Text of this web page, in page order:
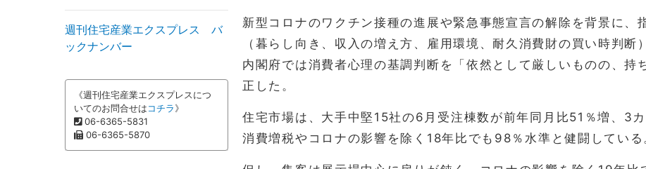
新型コロナのワクチン接種の進展や緊急事態宣言の解除を背景に、
（暮らし向き、収入の増え方、雇用環境、耐久消費財の買い時判断
内閣府では消費者心理の基調判断を「依然として厳しいものの、持
正した。
住宅市場は、大手中堅15社の6月受注棟数が前年同月比51％増、3カ
消費増税やコロナの影響を除く18年比でも98％水準と健闘している
週刊住宅産業エクスプレス バ
ックナンバー
《週刊住宅産業エクスプレスにつ
いてのお問合せはコチラ》
06-6365-5831
06-6365-5870